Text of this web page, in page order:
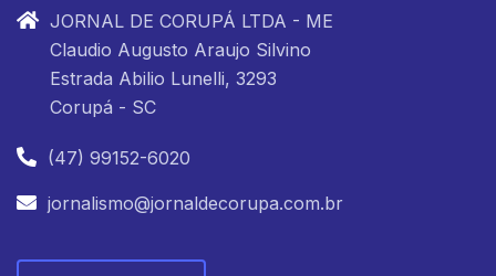
JORNAL DE CORUPÁ LTDA - ME
Claudio Augusto Araujo Silvino
Estrada Abilio Lunelli, 3293
Corupá - SC
(47) 99152-6020
jornalismo@jornaldecorupa.com.br